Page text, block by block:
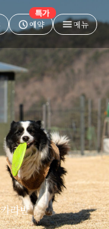
예약 메뉴
라반